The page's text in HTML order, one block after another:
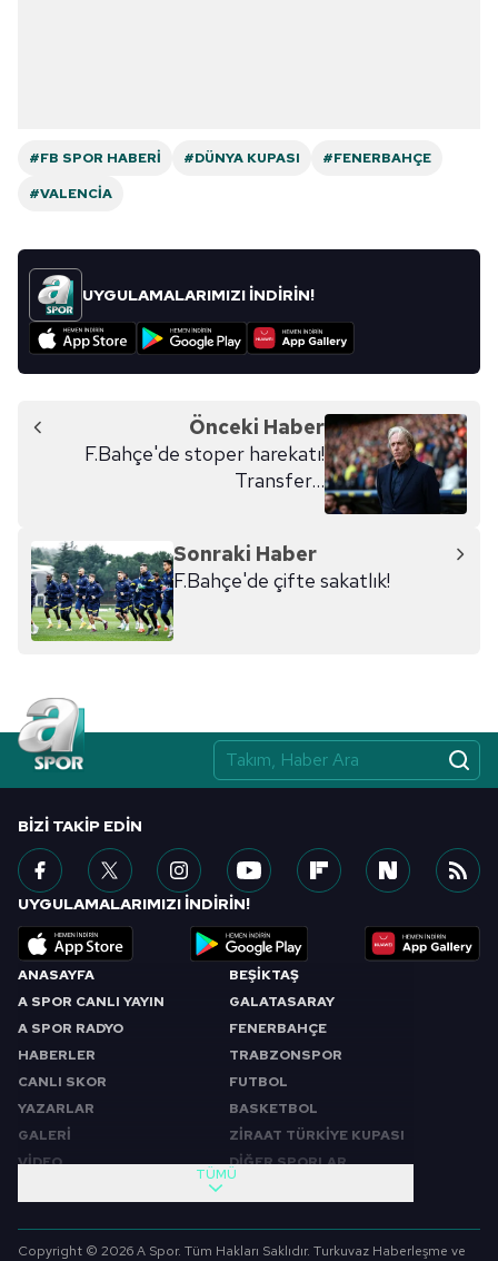
#FB SPOR HABERI #DÜNYA KUPASI
#FENERBAHÇE
#VALENCIA
UYGULAMALARIMIZI İNDİRİN!
Önceki Haber
F.Bahçe'de stoper harekatı!
Transfer...
Sonraki Haber
F.Bahçe'de çifte sakatlık!
ANASAYFA
A SPOR CANLI YAYIN
A SPOR RADYO
HABERLER
CANLI SKOR
YAZARLAR
GALERİ
VİDEO
BEŞİKTAŞ
GALATASARAY
FENERBAHÇE
TRABZONSPOR
FUTBOL
BASKETBOL
ZİRAAT TÜRKİYE KUPASI
DİĞER SPORLAR
SABAH SPORU
FUTBOL
TÜMÜ
BIZI TAKIP EDIN
UYGULAMALARIMIZI İNDİRİN!
Copyright © 2026 A Spor. Tüm Hakları Saklıdır. Turkuvaz Haberleşme ve